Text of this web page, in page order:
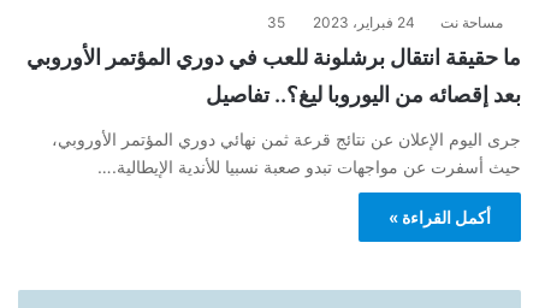
مساحة نت 24 فبراير، 2023 35
ما حقيقة انتقال برشلونة للعب في دوري المؤتمر الأوروبي
بعد إقصائه من اليوروبا ليغ؟.. تفاصيل
جرى اليوم الإعلان عن نتائج قرعة ثمن نهائي دوري المؤتمر الأوروبي،
حيث أسفرت عن مواجهات تبدو صعبة نسبيا للأندية الإيطالية.…
أكمل القراءة »